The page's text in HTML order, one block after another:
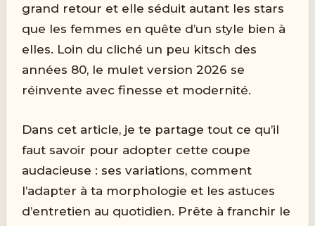
grand retour et elle séduit autant les stars
que les femmes en quête d’un style bien à
elles. Loin du cliché un peu kitsch des
années 80, le mulet version 2026 se
réinvente avec finesse et modernité.
Dans cet article, je te partage tout ce qu’il
faut savoir pour adopter cette coupe
audacieuse : ses variations, comment
l’adapter à ta morphologie et les astuces
d’entretien au quotidien. Prête à franchir le